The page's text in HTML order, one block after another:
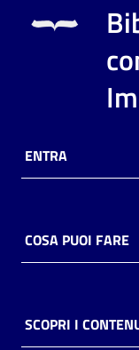
Risorse
online
Casa
Piani
ENTRA
COSA PUOI FARE
SCOPRI I